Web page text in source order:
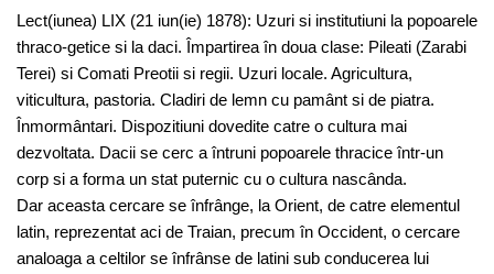
Lect(iunea) LIX (21 iun(ie) 1878): Uzuri si institutiuni la popoarele
thraco-getice si la daci. Împartirea în doua clase: Pileati (Zarabi
Terei) si Comati Preotii si regii. Uzuri locale. Agricultura,
viticultura, pastoria. Cladiri de lemn cu pamânt si de piatra.
Înmormântari. Dispozitiuni dovedite catre o cultura mai
dezvoltata. Dacii se cerc a întruni popoarele thracice într-un
corp si a forma un stat puternic cu o cultura nascânda.
Dar aceasta cercare se înfrânge, la Orient, de catre elementul
latin, reprezentat aci de Traian, precum în Occident, o cercare
analoaga a celtilor se înfrânse de latini sub conducerea lui